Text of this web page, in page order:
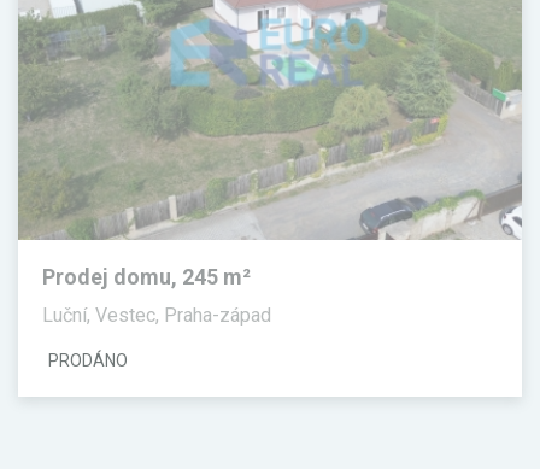
Prodej domu, 245 m²
Luční, Vestec, Praha-západ
PRODÁNO